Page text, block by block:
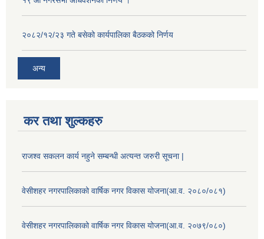
२०८२/१२/२३ गते बसेको कार्यपालिका बैठकको निर्णय
अन्य
कर तथा शुल्कहरु
राजश्व सकलन कार्य नहुने सम्बन्धी अत्यन्त जरुरी सूचना |
वेसीशहर नगरपालिकाको वार्षिक नगर विकास योजना(आ.व. २०८०/०८१)
वेसीशहर नगरपालिकाको वार्षिक नगर विकास योजना(आ.व. २०७९/०८०)